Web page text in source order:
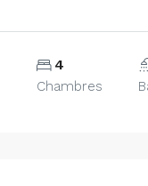
4
Chambres